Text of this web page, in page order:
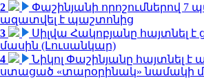
2
Փաշինյանի որոշումներով 7
ազատվել է պաշտոնից
3
Սիլվա Հակոբյանը հայտնել է
մասին (Լուսանկար)
4
Նիկոլ Փաշինյանը հայտնել է
ստացած «տարօրինակ» նամակի